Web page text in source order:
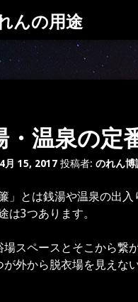
んの用途
・温泉の定
4月 15, 2017 投稿者:のれん博
簾」とは銭湯や温泉の出
は3つあります。
場スペースとそこから繋
が外から脱衣場を見えな